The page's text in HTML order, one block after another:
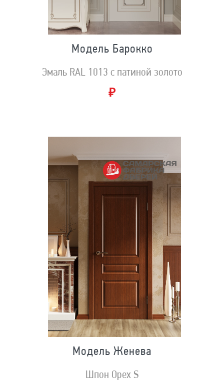
Модель Барокко
Эмаль RAL 1013 с патиной золото
₽
Модель Женева
Шпон Орех S